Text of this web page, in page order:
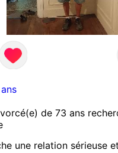
de 73 ans
une relation sérieuse